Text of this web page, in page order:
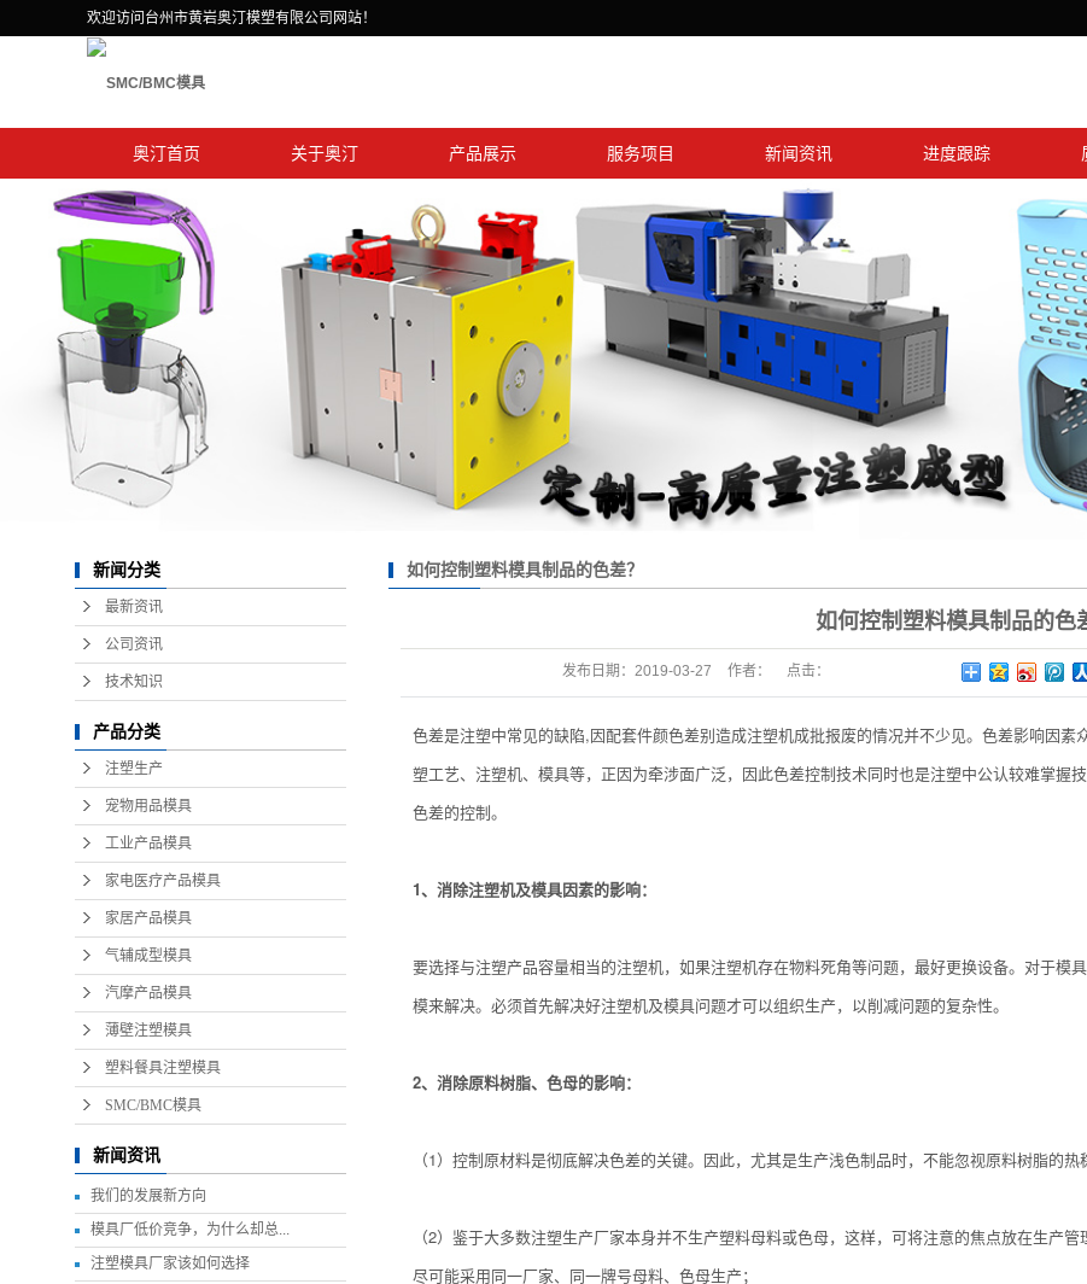
欢迎访问台州市黄岩奥汀模塑有限公司网站！
奥汀首页 关于奥汀 产品展示 服务项目 新闻资讯 进度跟踪
新闻分类
最新资讯
公司资讯
技术知识
产品分类
注塑生产
宠物用品模具
工业产品模具
家电医疗产品模具
家居产品模具
气辅成型模具
汽摩产品模具
薄壁注塑模具
塑料餐具注塑模具
SMC/BMC模具
新闻资讯
我们的发展新方向
模具厂低价竞争，为什么却总...
注塑模具厂家该如何选择
如何控制塑料模具制品的色差？
如何控制塑料模具制品的色
发布日期： 2019-03-27 作者： 点击：
色差是注塑中常见的缺陷,因配套件颜色差别造成注塑机成批报废的情况并不少见。色差影响因
塑工艺、注塑机、模具等，正因为牵涉面广泛，因此色差控制技术同时也是注塑中公认较难掌握
色差的控制。
1、消除注塑机及模具因素的影响：
要选择与注塑产品容量相当的注塑机，如果注塑机存在物料死角等问题，最好更换设备。对于模
模来解决。必须首先解决好注塑机及模具问题才可以组织生产，以削减问题的复杂性。
2、消除原料树脂、色母的影响：
（1）控制原材料是彻底解决色差的关键。因此，尤其是生产浅色制品时，不能忽视原料树脂的
（2）鉴于大多数注塑生产厂家本身并不生产塑料母料或色母，这样，可将注意的焦点放在生产
尽可能采用同一厂家、同一牌号母料、色母生产；